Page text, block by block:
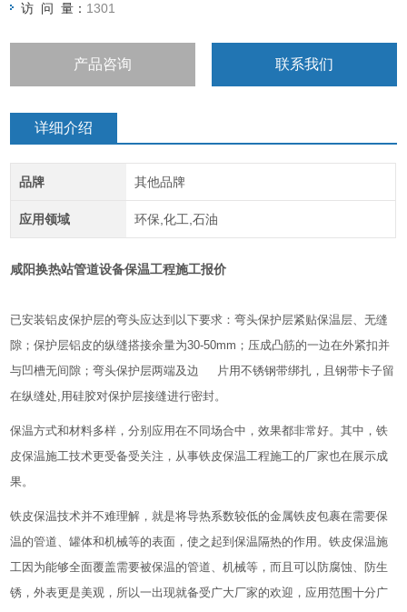
访 问 量： 1301
产品咨询 联系我们
详细介绍
品牌 其他品牌
应用领域 环保,化工,石油
咸阳换热站管道设备保温工程施工报价
已安装铝皮保护层的弯头应达到以下要求：弯头保护层紧贴保温层、无缝
隙；保护层铝皮的纵缝搭接余量为30-50mm；压成凸筋的一边在外紧扣并
与凹槽无间隙；弯头保护层两端及边 片用不锈钢带绑扎，且钢带卡子留
在纵缝处,用硅胶对保护层接缝进行密封。
保温方式和材料多样，分别应用在不同场合中，效果都非常好。其中，铁
皮保温施工技术更受备受关注，从事铁皮保温工程施工的厂家也在展示成
果。
铁皮保温技术并不难理解，就是将导热系数较低的金属铁皮包裹在需要保
温的管道、罐体和机械等的表面，使之起到保温隔热的作用。铁皮保温施
工因为能够全面覆盖需要被保温的管道、机械等，而且可以防腐蚀、防生
锈，外表更是美观，所以一出现就备受广大厂家的欢迎，应用范围十分广